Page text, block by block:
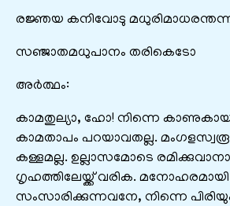
രജ്ഞയ കനിവോടു
സഞ്ജാതമധുപാനം തരികെടോ
അർത്ഥം:
കാമതുല്യാ, ഹോ! നിന്നെ
കാമതാപം പറയാവതല്ല.
കള്ളമല്ല. ഉല്ലാസമോടെ
ഗൃഹത്തിലേയ്ക്ക് വരിക. മനോഹരമായി
സംസാരിക്കുന്നവനേ, നിന്നെ